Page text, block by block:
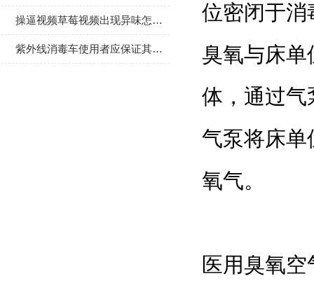
操逼视频草莓视频出现异味怎么办
紫外线消毒车使用者应保证其表面清洁
位密闭于消
臭氧与床单
体，通
气泵将床单
氧气。
医用臭氧空